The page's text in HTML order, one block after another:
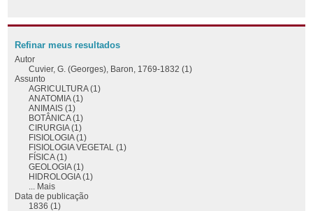
Refinar meus resultados
Autor
Cuvier, G. (Georges), Baron, 1769-1832 (1)
Assunto
AGRICULTURA (1)
ANATOMIA (1)
ANIMAIS (1)
BOTÂNICA (1)
CIRURGIA (1)
FISIOLOGIA (1)
FISIOLOGIA VEGETAL (1)
FÍSICA (1)
GEOLOGIA (1)
HIDROLOGIA (1)
... Mais
Data de publicação
1836 (1)